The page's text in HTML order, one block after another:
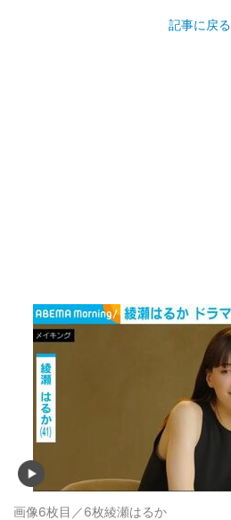
記事に戻る
画像6枚目／6枚綾瀬はるか